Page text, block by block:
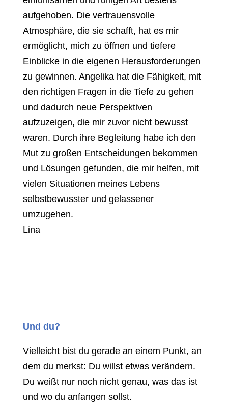
aufgehoben. Die vertrauensvolle
Atmosphäre, die sie schafft, hat es mir
ermöglicht, mich zu öffnen und tiefere
Einblicke in die eigenen Herausforderungen
zu gewinnen. Angelika hat die Fähigkeit, mit
den richtigen Fragen in die Tiefe zu gehen
und dadurch neue Perspektiven
aufzuzeigen, die mir zuvor nicht bewusst
waren. Durch ihre Begleitung habe ich den
Mut zu großen Entscheidungen bekommen
und Lösungen gefunden, die mir helfen, mit
vielen Situationen meines Lebens
selbstbewusster und gelassener
umzugehen.
Lina
Und du?
Vielleicht bist du gerade an einem Punkt, an
dem du merkst: Du willst etwas verändern.
Du weißt nur noch nicht genau, was das ist
und wo du anfangen sollst.